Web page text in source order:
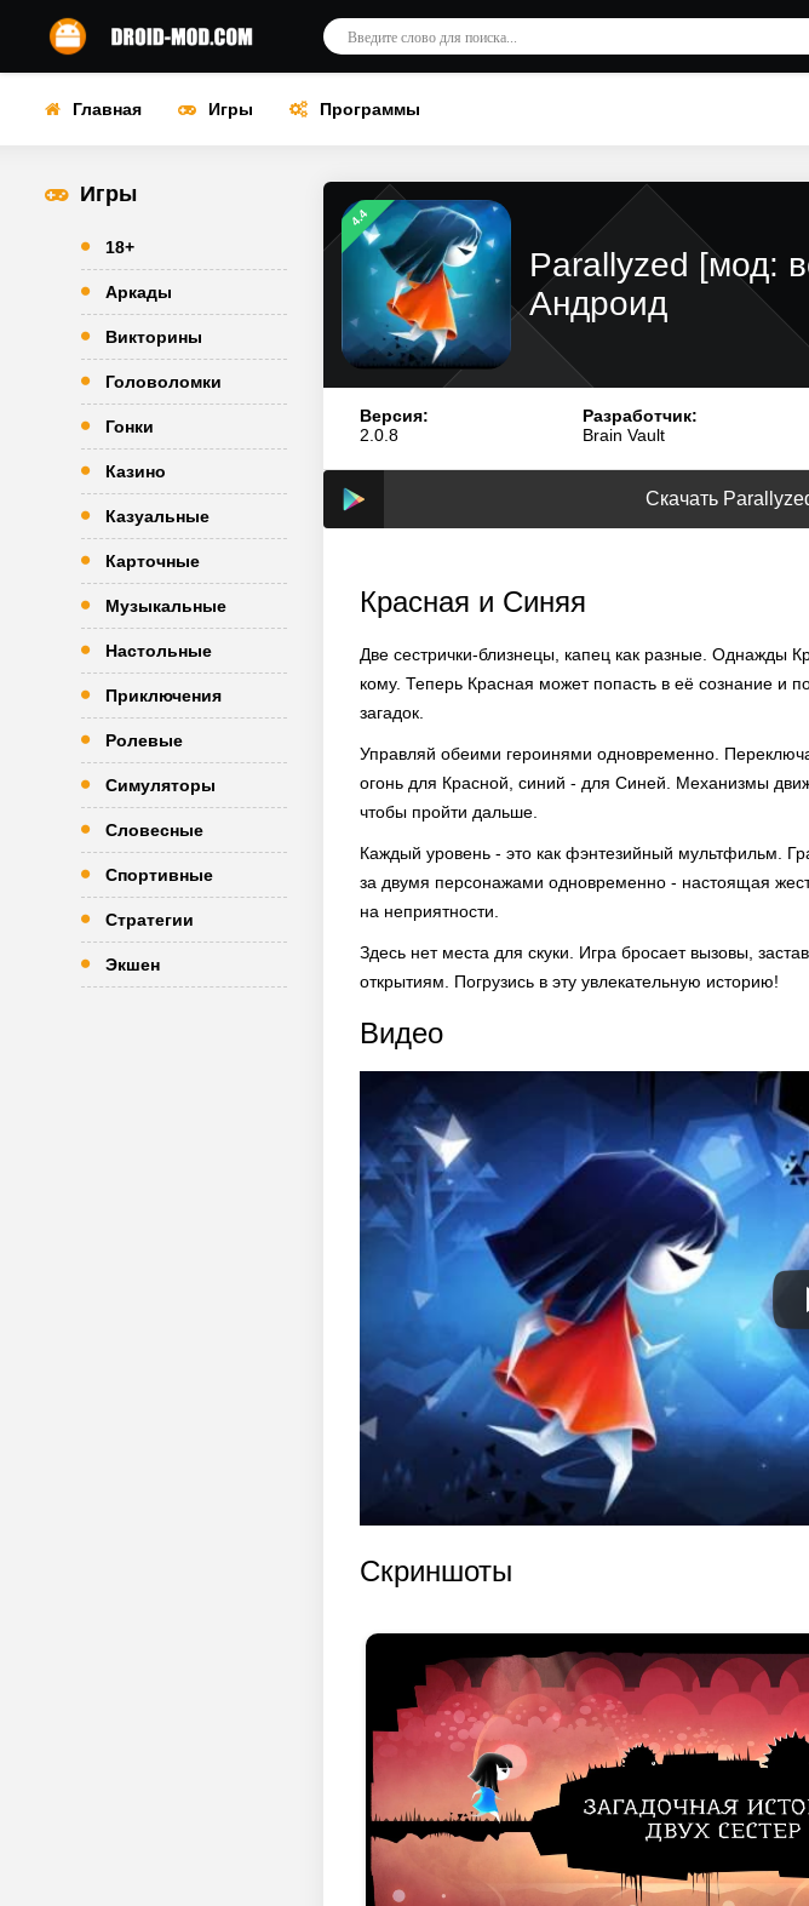
Главная Игры Программы
Игры
18+
Аркады
Викторины
Головоломки
Гонки
Казино
Казуальные
Карточные
Музыкальные
Настольные
Приключения
Ролевые
Симуляторы
Словесные
Спортивные
Стратегии
Экшен
4.4
Parallyzed [мод:
Андроид
Версия:
2.0.8
Разработчик:
Brain Vault
Скачать
Красная и Синяя
Две сестрички-близнецы, капец как разные. Однажды
кому. Теперь Красная может попасть в её сознание и
загадок.
Управляй обеими героинями одновременно.
огонь для Красной, синий - для Синей. Механизмы
чтобы пройти дальше.
Каждый уровень - это как фэнтезийный мультфильм.
за двумя персонажами одновременно - настоящая
на неприятности.
Здесь нет места для скуки. Игра бросает вызовы,
открытиям. Погрузись в эту увлекательную историю!
Видео
Скриншоты